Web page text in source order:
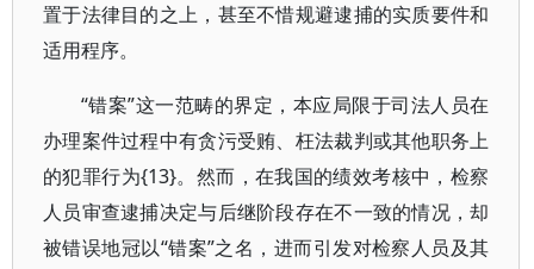
置于法律目的之上，甚至不惜规避逮捕的实质要件和
适用程序。
“错案”这一范畴的界定，本应局限于司法人员在
办理案件过程中有贪污受贿、枉法裁判或其他职务上
的犯罪行为{13}。然而，在我国的绩效考核中，检察
人员审查逮捕决定与后继阶段存在不一致的情况，却
被错误地冠以“错案”之名，进而引发对检察人员及其